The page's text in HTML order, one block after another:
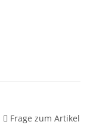
Frage zum Artikel